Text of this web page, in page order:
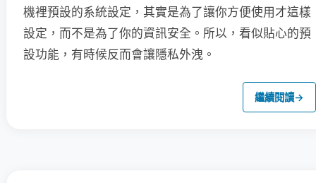
機裡預設的系統設定，其實是為了讓你方便使用才這樣
設定，而不是為了你的資訊安全。所以，看似貼心的預
設功能，有時候反而會讓隱私外洩。
繼續閱讀→